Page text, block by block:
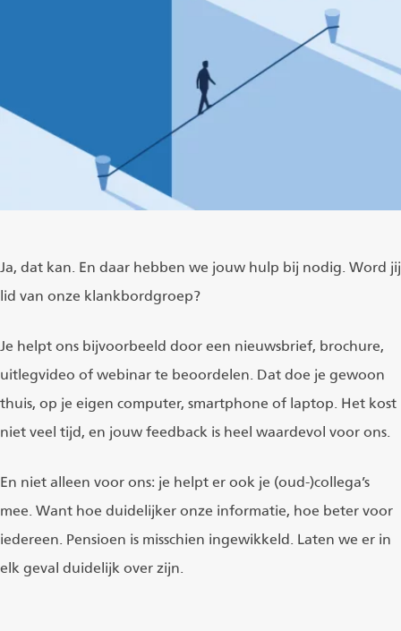
Ja, dat kan. En daar hebben we jouw hulp bij nodig. Word jij
lid van onze klankbordgroep?
Je helpt ons bijvoorbeeld door een nieuwsbrief, brochure,
uitlegvideo of webinar te beoordelen. Dat doe je gewoon
thuis, op je eigen computer, smartphone of laptop. Het kost
niet veel tijd, en jouw feedback is heel waardevol voor ons.
En niet alleen voor ons: je helpt er ook je (oud-)collega’s
mee. Want hoe duidelijker onze informatie, hoe beter voor
iedereen. Pensioen is misschien ingewikkeld. Laten we er in
elk geval duidelijk over zijn.